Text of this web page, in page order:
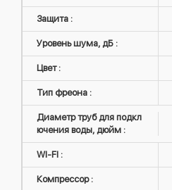
Защита :
Уровень шума, дБ :
Цвет :
Тип фреона :
Диаметр труб для подкл
ючения воды, дюйм :
WI-FI :
Компрессор :